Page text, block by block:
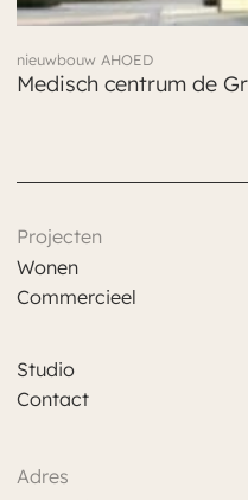
nieuwbouw AHOED
Medisch centrum de
Projecten
Wonen
Commercieel
Studio
Contact
Adres